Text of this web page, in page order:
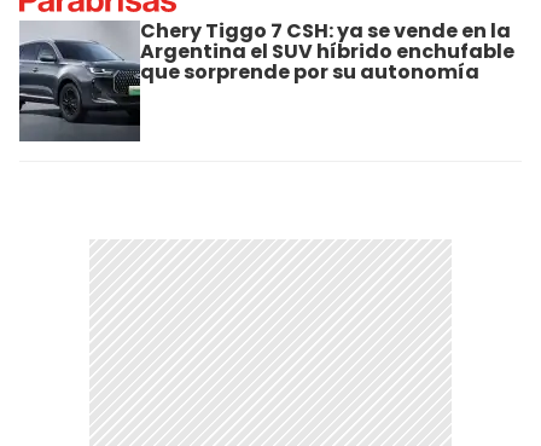
Chery Tiggo 7 CSH: ya se vende en la
Argentina el SUV híbrido enchufable
que sorprende por su autonomía